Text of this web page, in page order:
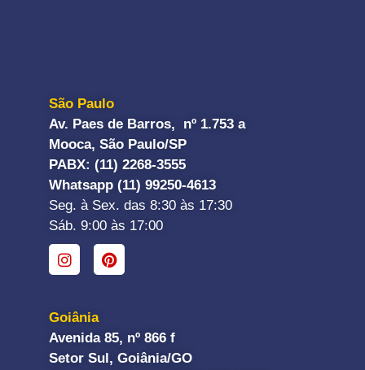
São Paulo
Av. Paes de Barros, nº 1.753 a
Mooca, São Paulo/SP
PABX: (11) 2268-3555
Whatsapp (11) 99250-4613
Seg. à Sex. das 8:30 às 17:30
Sáb. 9:00 às 17:00
Goiânia
Avenida 85, nº 866 f
Setor Sul, Goiânia/GO